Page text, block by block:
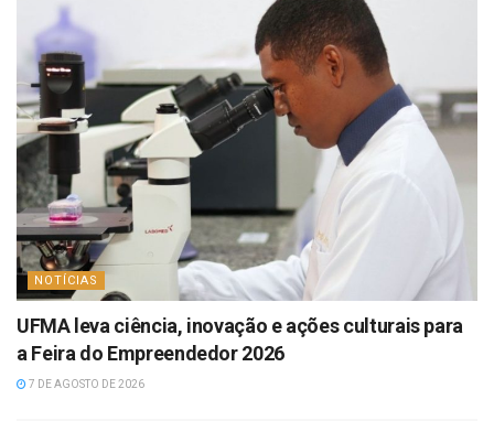
NOTÍCIAS
UFMA leva ciência, inovação e ações culturais para
a Feira do Empreendedor 2026
7 DE AGOSTO DE 2026